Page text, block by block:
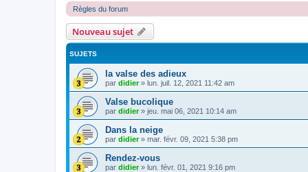
Règles du forum
Nouveau sujet
SUJETS
la valse des adieux
par didier» lun. juil. 12, 2021 11:42 am
Valse bucolique
par didier» jeu. mai 06, 2021 10:14 am
Dans la neige
par didier» mar. févr. 09, 2021 5:38 pm
Rendez-vous
par didier» lun. févr. 01, 2021 9:16 pm